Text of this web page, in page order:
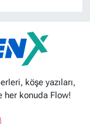
köşe yazıları,
her konuda Flow!